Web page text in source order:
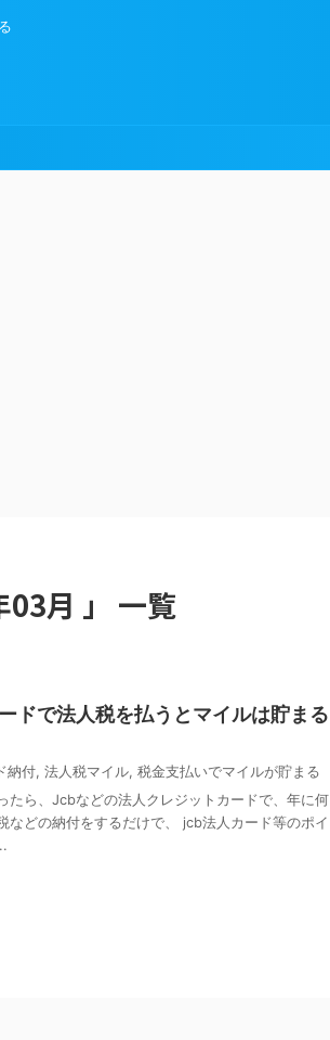
03月 」 一覧
ドで法人税を払うとマイルは貯まる
納付, 法人税マイル, 税金支払いでマイルが貯まる
たら、Jcbなどの法人クレジットカードで、年に何
などの納付をするだけで、 jcb法人カード等のポイ